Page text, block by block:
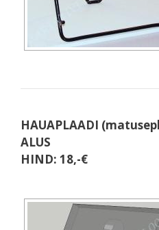
HAUAPLAADI
ALUS
HIND: 18,-€